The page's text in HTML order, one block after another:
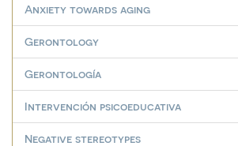
Anxiety towards aging
Gerontology
Gerontología
Intervención psicoeducativa
Negative stereotypes